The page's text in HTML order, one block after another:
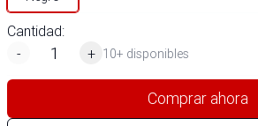
Cantidad:
-
+ 10+ disponibles
Comprar ahora